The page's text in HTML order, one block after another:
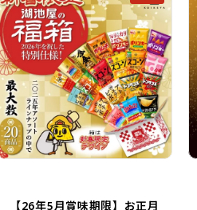
【26年5月賞味期限】お正月